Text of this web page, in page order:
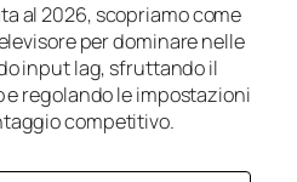
al 2026, scopriamo come
per dominare nelle
input lag, sfruttando il
regolando le impostazioni
competitivo.